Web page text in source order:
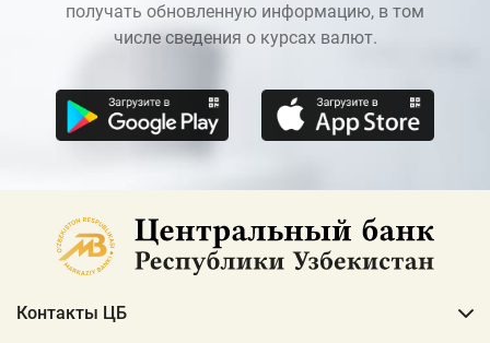
получать обновленную информацию, в том
числе сведения о курсах валют.
Контакты ЦБ